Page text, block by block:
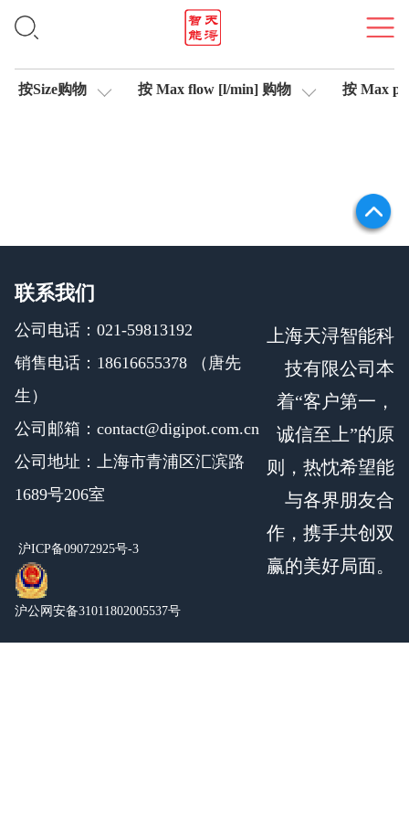
轴控制伺服比例阀
按Size购物 按 Max flow [l/min] 购物 按 Max
联系我们
公司电话：021-59813192
销售电话：18616655378 （唐先
生）
公司邮箱：contact@digipot.com.cn
公司地址：上海市青浦区汇滨路
1689号206室
沪ICP备09072925号-3
沪公网安备31011802005537号
上海天浔智能科
技有限公司本
着“客户第一，
诚信至上”的原
则，热忱希望能
与各界朋友合
作，携手共创双
赢的美好局面。